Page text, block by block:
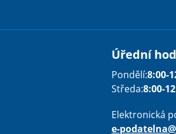
Sha Sha
Úřední
Pondělí:8:00-
Středa:8:00-
Elektronická
e-